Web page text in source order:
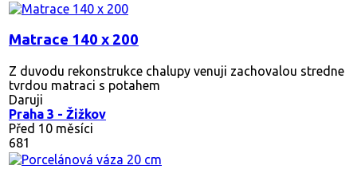
Matrace 140 x 200
Z duvodu rekonstrukce chalupy venuji zachovalou stredne
tvrdou matraci s potahem
Daruji
Praha 3 - Žižkov
Před 10 měsíci
681